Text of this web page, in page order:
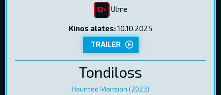
Ulme
Kinos alates:10.10.2025
TRAILER
Tondiloss
Haunted Mansion (2023)